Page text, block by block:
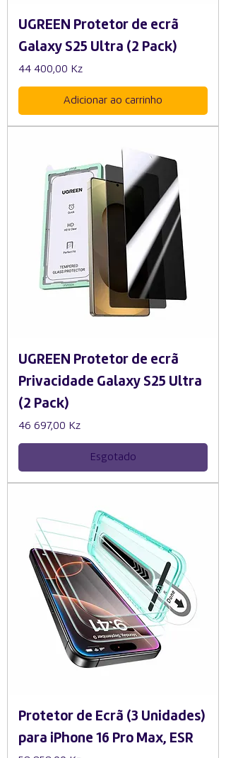
UGREEN Protetor de ecrã
Galaxy S25 Ultra (2 Pack)
Preço
44 400,00 Kz
Adicionar ao carrinho
UGREEN Protetor de ecrã
Privacidade Galaxy S25 Ultra
(2 Pack)
Preço
46 697,00 Kz
Esgotado
Protetor de Ecrã (3 Unidades)
para iPhone 16 Pro Max, ESR